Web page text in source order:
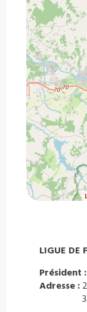
LIGUE DE
Président :
Adresse :